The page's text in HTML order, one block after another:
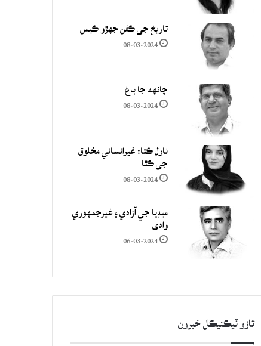
تاريخ جي ڪفن جھڙو ڪيس
08-03-2024
چانهه جا باغ
08-03-2024
ناول ڪتا: غيرانساني مخلوق
جي ڪٿا
08-03-2024
ميڊيا جي آزادي ۽ غيرجمھوري
وادي
06-03-2024
تازو ٽيڪنيڪل خبرون